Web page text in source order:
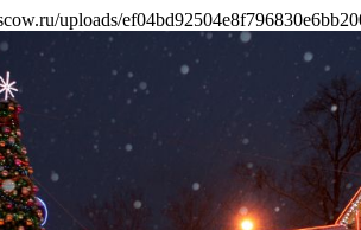
uploads/